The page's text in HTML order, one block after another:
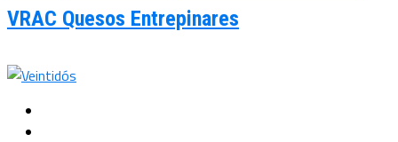
VRAC Quesos Entrepinares